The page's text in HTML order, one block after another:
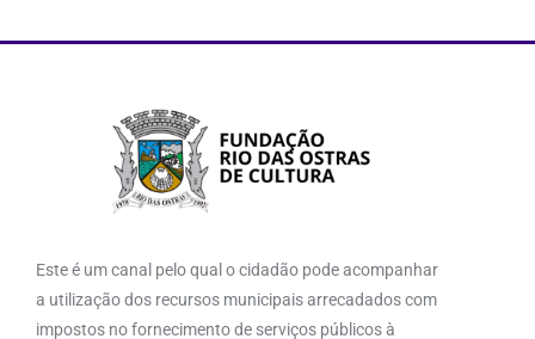
Este é um canal pelo qual o cidadão pode acompanhar
a utilização dos recursos municipais arrecadados com
impostos no fornecimento de serviços públicos à